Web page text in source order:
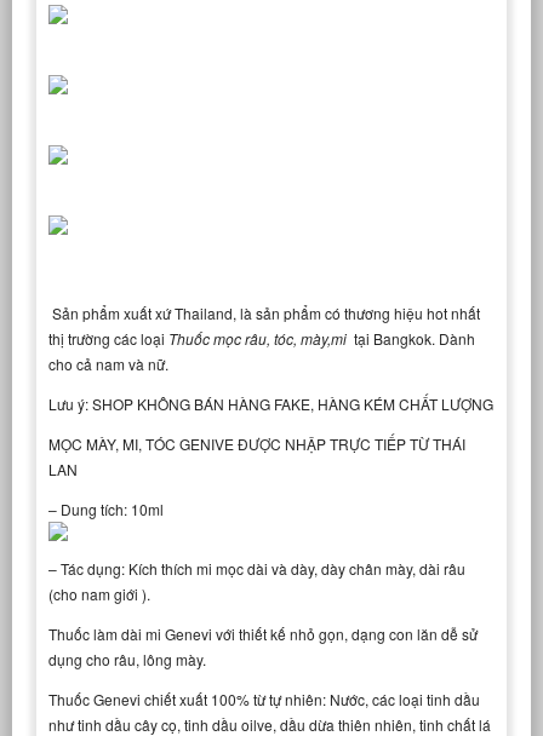
Sản phẩm xuất xứ Thailand, là sản phẩm có thương hiệu hot nhất
thị trường các loại Thuốc mọc râu, tóc, mày,mi tại Bangkok. Dành
cho cả nam và nữ.
Lưu ý: SHOP KHÔNG BÁN HÀNG FAKE, HÀNG KÉM CHẤT LƯỢNG
MỌC MÀY, MI, TÓC GENIVE ĐƯỢC NHẬP TRỰC TIẾP TỪ THÁI
LAN
– Dung tích: 10ml
– Tác dụng: Kích thích mi mọc dài và dày, dày chân mày, dài râu
(cho nam giới ).
Thuốc làm dài mi Genevi với thiết kế nhỏ gọn, dạng con lăn dễ sử
dụng cho râu, lông mày.
Thuốc Genevi chiết xuất 100% từ tự nhiên: Nước, các loại tinh dầu
như tinh dầu cây cọ, tinh dầu oilve, dầu dừa thiên nhiên, tinh chất lá